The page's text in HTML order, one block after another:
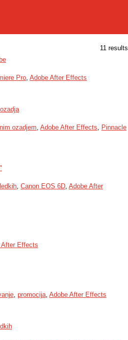
11 results
Pro, Adobe After Effects
ozadjem, Adobe After Effects, Pinnacle
, Canon EOS 6D, Adobe After
After Effects
, promocija, Adobe After Effects